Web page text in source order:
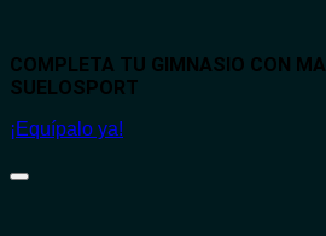
COMPLETA TU GIMNASIO CON
SUELOSPORT
¡Equípalo ya!